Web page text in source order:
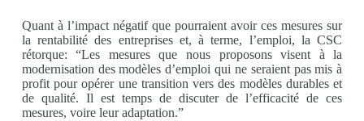
Quant à l’impact négatif que pourraient avoir ces mesures sur
la rentabilité des entreprises et, à terme, l’emploi, la CSC
rétorque: “Les mesures que nous proposons visent à la
modernisation des modèles d’emploi qui ne seraient pas mis à
profit pour opérer une transition vers des modèles durables et
de qualité. Il est temps de discuter de l’efficacité de ces
mesures, voire leur adaptation.”